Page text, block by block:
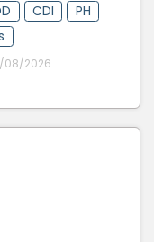
CDI
PH
08/2026